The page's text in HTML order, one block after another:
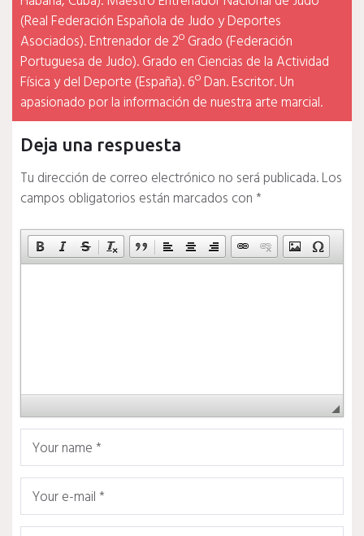
(Real Federación Española de Judo y Deportes
Asociados). Entrenador de 2º Grado (Federación
Portuguesa de Judo). Grado en Ciencias de la Actividad
Física y del Deporte (España). 6º Dan. Escritor. Un
apasionado por la información de nuestra arte marcial.
Deja una respuesta
Tu dirección de correo electrónico no será publicada.Los
campos obligatorios están marcados con*